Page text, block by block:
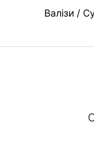
Валізи /